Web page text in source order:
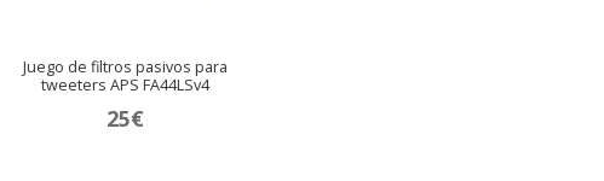
Juego de filtros pasivos para
tweeters APS FA44LSv4
25€